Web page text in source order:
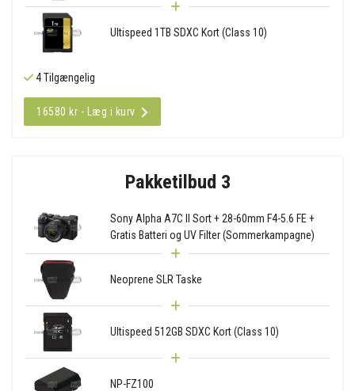
Ultispeed 1TB SDXC Kort (Class 10)
4 Tilgængelig
16580 kr - Læg i kurv
Pakketilbud 3
Sony Alpha A7C II Sort + 28-60mm F4-5.6 FE +
Gratis Batteri og UV Filter (Sommerkampagne)
Neoprene SLR Taske
Ultispeed 512GB SDXC Kort (Class 10)
NP-FZ100